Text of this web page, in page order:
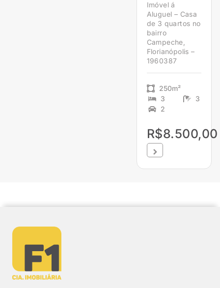
Imóvel á
Aluguel – Casa
de 3 quartos no
bairro
Campeche,
Florianópolis –
1960387
250m²
3
3
2
R$8.500,00